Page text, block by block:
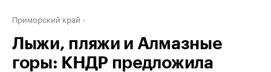
Приморский край
Лыжи, пляжи и Алмазные
горы: КНДР предложила